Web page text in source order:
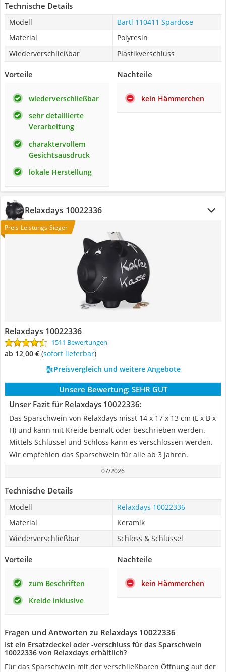
Technische Details
Modell
Bartl 110411 Spardose
Material
Polyresin
Wiederverschließbar
Plastikverschluss
Vorteile
wiederverschließbar
sehr detaillierte
Verarbeitung
charaktervollem
Gesichtsausdruck
lokale Herstellung
Nachteile
kein Hämmerchen
Relaxdays 10022336
Preis-Leistungs-Sieger
Relaxdays 10022336
1511 Bewertungen
ab 12,00 € ( Sofort lieferbar)
Preisvergleich und weitere Angebote
Unsere Bewertung: SEHR GUT
Unser Fazit für Relaxdays 10022336:
Das Sparschwein von Relaxdays misst 14 x 17 x 13 cm (L x B x
H) und kann mit Kreide bemalt oder beschrieben werden.
Mittels Schlüssel und Schloss kann es verschlossen werden.
Wir empfehlen das Sparschwein für alle ab 3 Jahren.
07/2026
Technische Details
Modell
Relaxdays 10022336
Material
Keramik
Wiederverschließbar
Schloss & Schlüssel
Vorteile
zum Beschriften
Kreide inklusive
Nachteile
kein Hämmerchen
Fragen und Antworten zu Relaxdays 10022336
Ist ein Ersatzdeckel oder -verschluss für das Sparschwein
10022336 von Relaxdays erhältlich?
Für das Sparschwein mit der verschließbaren Öffnung auf der